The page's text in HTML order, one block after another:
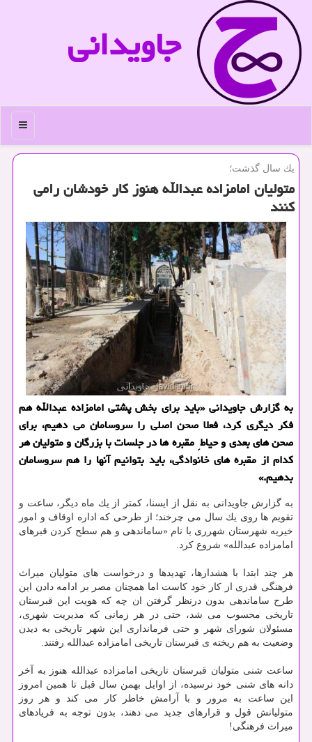
جاویدانی
منو
یك سال گذشت؛
متولیان امامزاده عبدالله هنوز كار خودشان رامی
كنند
به گزارش جاویدانی «باید برای بخش پشتی امامزاده عبدالله هم
فكر دیگری كرد، فعلا صحن اصلی را سروسامان می دهیم، برای
صحن های بعدی و حیاط ِ مقبره ها در جلسات با بزرگان و متولیان هر
كدام از مقبره های خانوادگی، باید بتوانیم آنها را هم سروسامان
بدهیم.»
به گزارش جاویدانی به نقل از ایسنا، كمتر از یك ماه دیگر، ساعت و
تقویم ها روی یك سال می چرخند؛ از طرحی كه اداره اوقاف و امور
خیریه شهرستان شهرری با نام «ساماندهی و هم سطح كردن قبرهای
امامزاده عبدالله» شروع كرد.
هر چند ابتدا با هشدارها، تهدیدها و درخواست های متولیان میراث
فرهنگی قدری از كار خود كاست اما همچنان مصر بر ادامه دادن این
طرح ساماندهی بدون درنظر گرفتن ان چه كه هویت این قبرستان
تاریخی محسوب می شد، حتی در هر زمانی كه مدیریت شهری،
مسئولان شورای شهر و حتی فرمانداری این شهر تاریخی به دیدن
وضعیت به هم ریخته ی قبرستان تاریخی امامزاده عبدالله رفتند.
ساعت شنی متولیان قبرستان تاریخی امامزاده عبدالله هنوز به آخر
دانه های شنی خود نرسیده، از اوایل بهمن سال قبل تا همین امروز
این ساعت به مرور و با آرامش خاطر كار می كند و هر روز
متولیانش قول و قرارهای جدید می دهند، بدون توجه به فریادهای
میراث فرهنگی!